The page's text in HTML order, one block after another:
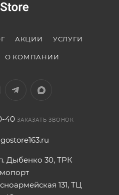
АКЦИИ УСЛУГИ
О КОМПАНИИ
40 ЗАКАЗАТЬ ЗВОНОК
Дыбенко 30, ТРК
131, ТЦ